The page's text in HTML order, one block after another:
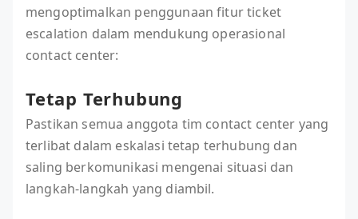
mengoptimalkan penggunaan fitur ticket
escalation dalam mendukung operasional
contact center:
Tetap Terhubung
Pastikan semua anggota tim contact center yang
terlibat dalam eskalasi tetap terhubung dan
saling berkomunikasi mengenai situasi dan
langkah-langkah yang diambil.